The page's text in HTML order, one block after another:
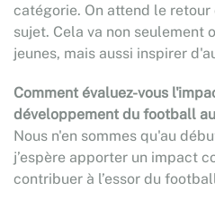
catégorie. On attend le retour
sujet. Cela va non seulement
jeunes, mais aussi inspirer
Comment évaluez-vous
développement du football
Nous n'en sommes qu'au
j’espère apporter un impact
contribuer à l’essor du